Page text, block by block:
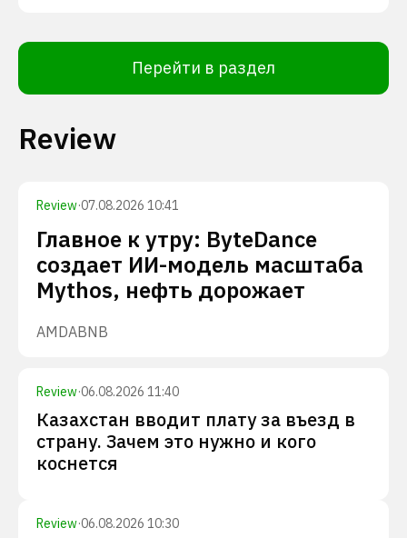
Перейти в раздел
Review
Review·07.08.2026 10:41
Главное к утру: ByteDance
создает ИИ-модель масштаба
Mythos, нефть дорожает
AMDABNB
Review·06.08.2026 11:40
Казахстан вводит плату за въезд в
страну. Зачем это нужно и кого
коснется
Review·06.08.2026 10:30